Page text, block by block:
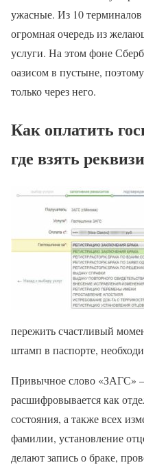
ужасные. Из 10 терминалов
огромная очередь из
услуги. На этом фоне
оазисом в пустыне,
только через него.
Как оплатить
где взять
пережить счастливый
штамп в паспорте,
Привычное слово «ЗАГС» –
расшифровывается как
состояния, а также всех
фамилии, установление
делают запись о браке,